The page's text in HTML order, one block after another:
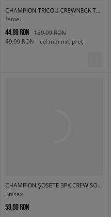
CHAMPION TRICOU CREWNECK TRICOU
femei
44,99 RON
159,99 RON
49,99 RON - cel mai mic preț
CHAMPION ȘOSETE 3PK CREW SOCKS
unisex
59,99 RON